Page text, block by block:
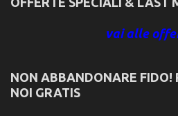
vai alle
NON ABBANDONARE FIDO!
NOI GRATIS